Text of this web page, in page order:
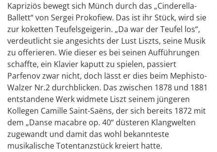
Kapriziös bewegt sich Münch durch das „Cinderella-
Ballett“ von Sergei Prokofiew. Das ist ihr Stück, wird sie
zur koketten Teufelsgeigerin. „Da war der Teufel los“,
verdeutlicht sie angesichts der Lust Liszts, seine Musik
zu offerieren. Wie dieser es bei seinen Aufführungen
schaffte, ein Klavier kaputt zu spielen, passiert
Parfenov zwar nicht, doch lässt er dies beim Mephisto-
Walzer Nr.2 durchblicken. Das zwischen 1878 und 1881
entstandene Werk widmete Liszt seinem jüngeren
Kollegen Camille Saint-Saëns, der sich bereits 1872 mit
dem „Danse macabre op. 40“ düsteren Klangwelten
zugewandt und damit das wohl bekannteste
musikalische Totentanzstück kreiert hatte.